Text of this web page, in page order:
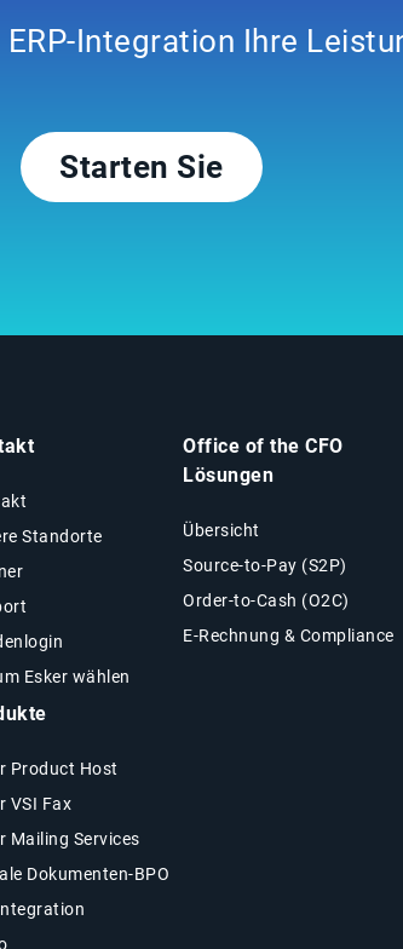
ERP-Integration Ihre
Starten Sie
Standorte
Esker wählen
Office of the CFO
Lösungen
Übersicht
Source-to-Pay (S2P)
Order-to-Cash (O2C)
E-Rechnung & Compliance
Product Host
VSI Fax
Mailing Services
Dokumenten-BPO